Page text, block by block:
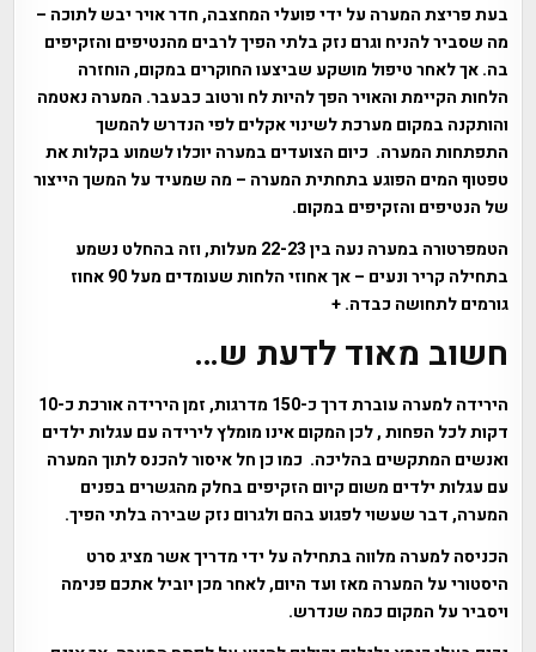
בעת פריצת המערה על ידי פועלי המחצבה, חדר אויר יבש לתוכה –
מה שסביר להניח וגרם נזק בלתי הפיך לרבים מהנטיפים והזקיפים
בה. אך לאחר טיפול מושקע שביצעו החוקרים במקום, הוחזרה
הלחות הקיימת והאויר הפך להיות לח ורטוב כבעבר. המערה נאטמה
והותקנה במקום מערכת לשינוי אקלים לפי הנדרש להמשך
התפתחות המערה. כיום הצועדים במערה יוכלו לשמוע בקלות את
טפטוף המים הפוגע בתחתית המערה – מה שמעיד על המשך הייצור
של הנטיפים והזקיפים במקום.
הטמפרטורה במערה נעה בין 22-23 מעלות, וזה בהחלט נשמע
בתחילה קריר ונעים – אך אחוזי הלחות שעומדים מעל 90 אחוז
גורמים לתחושה כבדה. +
חשוב מאוד לדעת ש…
הירידה למערה עוברת דרך כ-150 מדרגות, זמן הירידה אורכת כ-10
דקות לכל הפחות , לכן המקום אינו מומלץ לירידה עם עגלות ילדים
ואנשים המתקשים בהליכה. כמו כן חל איסור להכנס לתוך המערה
עם עגלות ילדים משום קיום הזקיפים בחלק מהגשרים בפנים
המערה, דבר שעשוי לפגוע בהם ולגרום נזק שבירה בלתי הפיך.
הכניסה למערה מלווה בתחילה על ידי מדריך אשר מציג סרט
היסטורי על המערה מאז ועד היום, לאחר מכן יוביל אתכם פנימה
ויסביר על המקום כמה שנדרש.